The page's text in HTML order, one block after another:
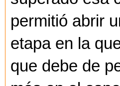
permitió abrir
etapa en la
que debe de